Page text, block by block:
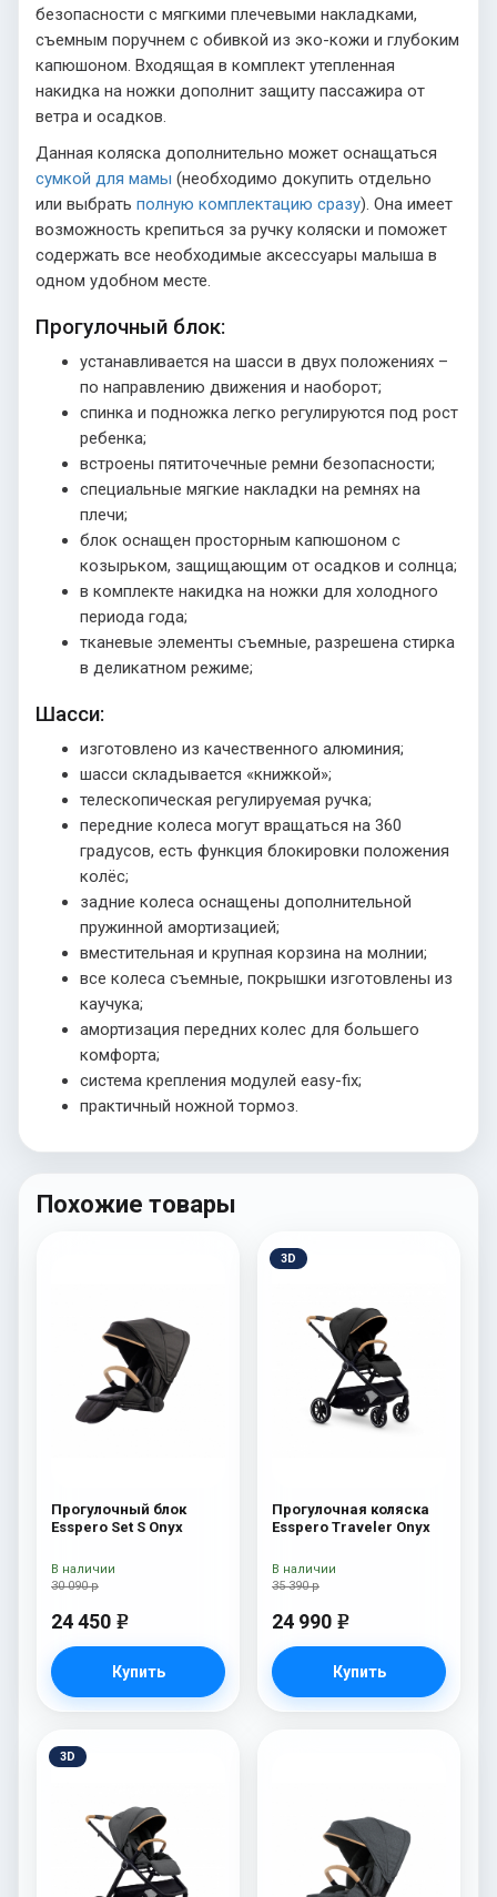
безопасности с мягкими плечевыми накладками,
съемным поручнем с обивкой из эко-кожи и глубоким
капюшоном. Входящая в комплект утепленная
накидка на ножки дополнит защиту пассажира от
ветра и осадков.
Данная коляска дополнительно может оснащаться
сумкой для мамы (необходимо докупить отдельно
или выбрать полную комплектацию сразу). Она имеет
возможность крепиться за ручку коляски и поможет
содержать все необходимые аксессуары малыша в
одном удобном месте.
Прогулочный блок:
устанавливается на шасси в двух положениях –
по направлению движения и наоборот;
спинка и подножка легко регулируются под рост
ребенка;
встроены пятиточечные ремни безопасности;
специальные мягкие накладки на ремнях на
плечи;
блок оснащен просторным капюшоном с
козырьком, защищающим от осадков и солнца;
в комплекте накидка на ножки для холодного
периода года;
тканевые элементы съемные, разрешена стирка
в деликатном режиме;
Шасси:
изготовлено из качественного алюминия;
шасси складывается «книжкой»;
телескопическая регулируемая ручка;
передние колеса могут вращаться на 360
градусов, есть функция блокировки положения
колёс;
задние колеса оснащены дополнительной
пружинной амортизацией;
вместительная и крупная корзина на молнии;
все колеса съемные, покрышки изготовлены из
каучука;
амортизация передних колес для большего
комфорта;
система крепления модулей easy-fix;
практичный ножной тормоз.
Похожие товары
Прогулочный блок
Esspero Set S Onyx
30 090 р
24 450 e
Купить
В наличии
3D
Прогулочная коляска
Esspero Traveler Onyx
35 390 р
24 990 e
Купить
В наличии
3D